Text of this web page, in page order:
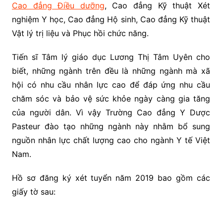
Cao đẳng Điều dưỡng, Cao đẳng Kỹ thuật Xét
nghiệm Y học, Cao đẳng Hộ sinh, Cao đẳng Kỹ thuật
Vật lý trị liệu và Phục hồi chức năng.
Tiến sĩ Tâm lý giáo dục Lương Thị Tâm Uyên cho
biết, những ngành trên đều là những ngành mà xã
hội có nhu cầu nhân lực cao để đáp ứng nhu cầu
chăm sóc và bảo vệ sức khỏe ngày càng gia tăng
của người dân. Vì vậy Trường Cao đẳng Y Dược
Pasteur đào tạo những ngành này nhằm bổ sung
nguồn nhân lực chất lượng cao cho ngành Y tế Việt
Nam.
Hồ sơ đăng ký xét tuyển năm 2019 bao gồm các
giấy tờ sau: